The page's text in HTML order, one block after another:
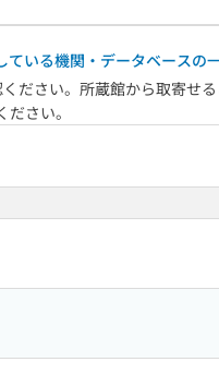
ている機関・データベースの
ださい。所蔵館から取寄せ
ださい。